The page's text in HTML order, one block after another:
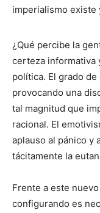
imperialismo existe
¿Qué percibe la
certeza informativa
política. El grado
provocando una
tal magnitud que
racional. El
aplauso al pánico y
tácitamente la
Frente a este
configurando es